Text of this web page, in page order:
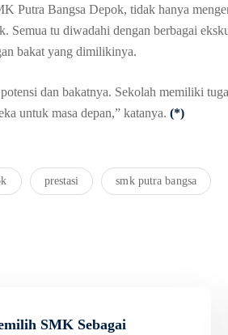
Putra Bangsa Depok, tidak hanya
Semua tu diwadahi dengan berbagai
bakat yang dimilikinya.
dan bakatnya. Sekolah memiliki
untuk masa depan,” katanya. (*)
prestasi smk putra bangsa
SMK Sebagai